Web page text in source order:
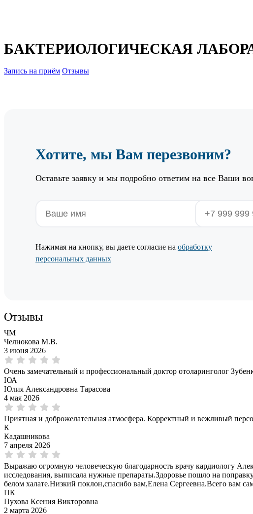
БАКТЕРИОЛОГИЧЕСКАЯ
Запись на приём Отзывы
Хотите, мы Вам перезвоним?
Оставьте заявку и мы подробно ответим на все Ваши
Нажимая на кнопку, вы даете согласие на обработку
персональных данных
Отзывы
ЧМ
Челнокова М.В.
3 июня 2026
Очень замечательный и профессиональный доктор отоларинголог
ЮА
Юлия Александровна Тарасова
4 мая 2026
Приятная и доброжелательная атмосфера. Корректный и вежливый
К
Кадашникова
7 апреля 2026
Выражаю огромную человеческую благодарность врачу кардиологу
исследования, выписала нужные препараты.Здоровье пошло на
белом халате.Низкий поклон,спасибо вам,Елена Сергеевна.Всего вам
ПК
Пухова Ксения Викторовна
2 марта 2026